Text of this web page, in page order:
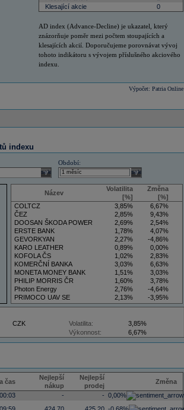
Klesající akcie
0
AD index (Advance-Decline) je ukazatel, který
znázorňuje poměr mezi počtem stoupajících a
klesajících akcií. Doporučujeme porovnávat vývoj
tohoto indikátoru s vývojem příslušného akciového
indexu.
Výpočet: Patria Online
indexu
select
Období:
select
Název
Volatilita
[%]
Změna
[%]
COLTCZ
3,85%
6,67%
ČEZ
2,85%
9,43%
DOOSAN ŠKODA POWER
2,69%
2,54%
ERSTE BANK
1,78%
4,07%
GEVORKYAN
2,27%
-4,86%
KARO LEATHER
0,89%
0,00%
KOFOLA ČS
1,02%
2,83%
KOMERČNÍ BANKA
3,03%
6,63%
MONETA MONEY BANK
1,51%
3,03%
PHILIP MORRIS ČR
1,60%
3,78%
Photon Energy
2,76%
-4,64%
PRIMOCO UAV SE
2,13%
-3,95%
VIG
3,50%
5,88%
CZK Volatilita:
3,85%
Výkonnost:
6,67%
čas
Nejlepší
nákup
Nejlepší
prodej
Změna
- - 0,00%